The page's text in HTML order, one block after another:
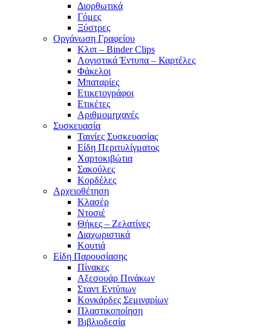
Διορθωτικά
Γόμες
Ξύστρες
Οργάνωση Γραφείου
Κλιπ – Binder Clips
Λογιστικά Έντυπα – Καρτέλες
Φάκελοι
Μπαταρίες
Ετικετογράφοι
Ετικέτες
Αριθμομηχανές
Συσκευασία
Ταινίες Συσκευασίας
Είδη Περιτυλίγματος
Χαρτοκιβώτια
Σακούλες
Κορδέλες
Αρχειοθέτηση
Κλασέρ
Ντοσιέ
Θήκες – Ζελατίνες
Διαχωριστικά
Κουτιά
Είδη Παρουσίασης
Πίνακες
Αξεσουάρ Πινάκων
Σταντ Εντύπων
Κονκάρδες Σεμιναρίων
Πλαστικοποίηση
Βιβλιοδεσία